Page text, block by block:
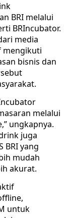
BRI melalui
BRIncubator.
media
mengikuti
bisnis dan
melalui
ungkapnya.
juga
BRI yang
mudah
akurat.
untuk